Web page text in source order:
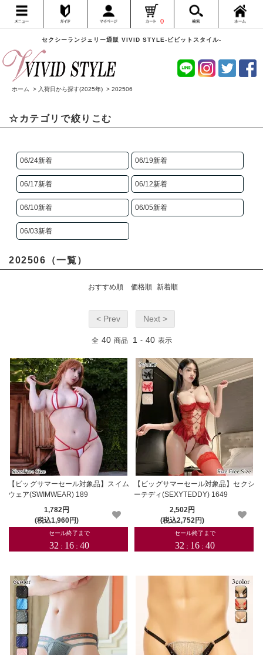
セクシーランジェリー通販 VIVID STYLE-ビビットスタイル-
0
ホーム > 入荷日から探す(2025年) > 202506
☆カテゴリで絞りこむ
06/24新着 06/19新着
06/17新着 06/12新着
06/10新着 06/05新着
06/03新着
202506（一覧）
おすすめ順 価格順 新着順
< Prev Next >
全 40 商品 1 - 40 表示
【ビッグサマーセール対象品】スイム
ウェア(SWIMWEAR) 189
1,782円
(税込1,960円)
【ビッグサマーセール対象品】セクシ
ーテディ(SEXYTEDDY) 1649
2,502円
(税込2,752円)